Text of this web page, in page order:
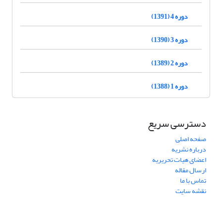
دوره 4 (1391)
دوره 3 (1390)
دوره 2 (1389)
دوره 1 (1388)
دسترسی سریع
صفحه اصلی
درباره نشریه
اعضای هیات تحریریه
ارسال مقاله
تماس با ما
نقشه سایت